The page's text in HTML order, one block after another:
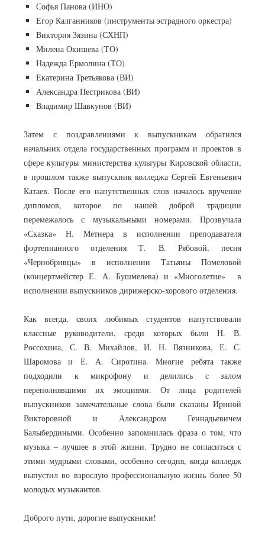
Софья Панова (ИНО)
Егор Калганников (инструменты эстрадного оркестра)
Виктория Зязина (СХНП)
Милена Окишева (ТО)
Надежда Ермолина (ТО)
Екатерина Третьякова (ВИ)
Александра Пестрикова (ВИ)
Владимир Шавкунов (ВИ)
Затем с поздравлениями к выпускникам обратился
начальник отдела государственных программ и проектов в
сфере культуры министерства культуры Кировской области,
в прошлом также выпускник колледжа Сергей Евгеньевич
Катаев. После его напутственных слов началось вручение
дипломов, которое по нашей доброй традиции
перемежалось с музыкальными номерами. Прозвучала
«Сказка» Н. Метнера в исполнении преподавателя
фортепианного отделения Т. В. Рябовой, песня
«Чернобривцы» в исполнении Татьяны Помеловой
(концертмейстер Е. А. Бушмелева) и «Многолетие» в
исполнении выпускников дирижерско-хорового отделения.
Как всегда, своих любимых студентов напутствовали
классные руководители, среди которых были Н. В.
Россохина, С. В. Михайлов, И. Н. Вязникова, Е. С.
Шаромова и Е. А. Сиротина. Многие ребята также
подходили к микрофону и делились с залом
переполнявшими их эмоциями. От лица родителей
выпускников замечательные слова были сказаны Ириной
Викторовной и Александром Геннадьевичем
Балыбердиными. Особенно запомнилась фраза о том, что
музыка – лучшее в этой жизни. Трудно не согласиться с
этими мудрыми словами, особенно сегодня, когда колледж
выпустил во взрослую профессиональную жизнь более 50
молодых музыкантов.
Доброго пути, дорогие выпускники!